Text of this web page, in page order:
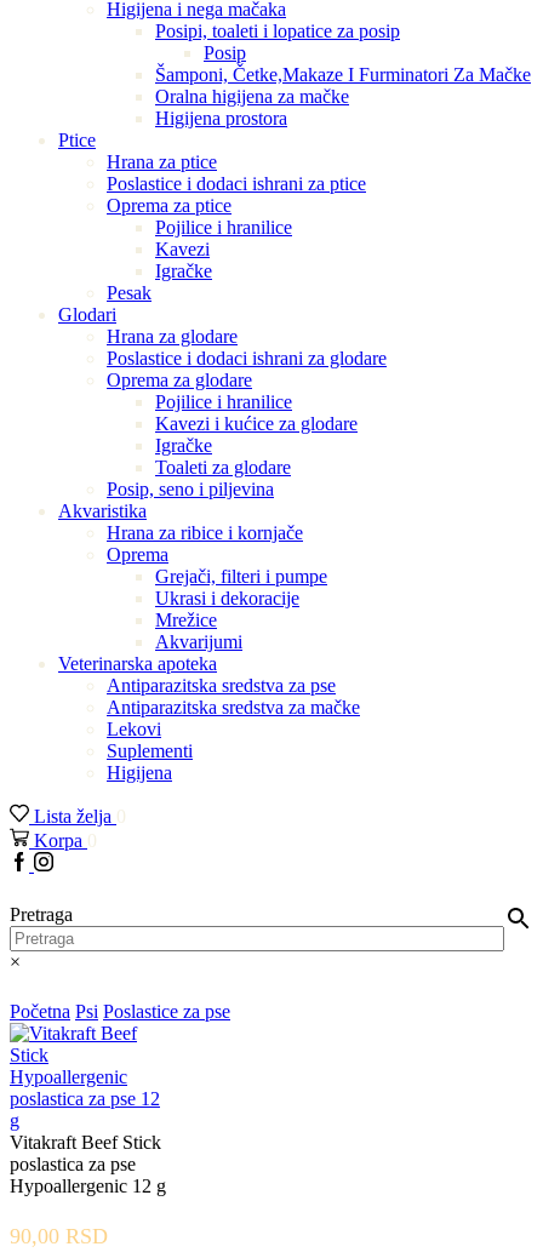
Higijena i nega mačaka
Posipi, toaleti i lopatice za posip
Posip
Šamponi, Četke,Makaze I Furminatori Za Mačke
Oralna higijena za mačke
Higijena prostora
Ptice
Hrana za ptice
Poslastice i dodaci ishrani za ptice
Oprema za ptice
Pojilice i hranilice
Kavezi
Igračke
Pesak
Glodari
Hrana za glodare
Poslastice i dodaci ishrani za glodare
Oprema za glodare
Pojilice i hranilice
Kavezi i kućice za glodare
Igračke
Toaleti za glodare
Posip, seno i piljevina
Akvaristika
Hrana za ribice i kornjače
Oprema
Grejači, filteri i pumpe
Ukrasi i dekoracije
Mrežice
Akvarijumi
Veterinarska apoteka
Antiparazitska sredstva za pse
Antiparazitska sredstva za mačke
Lekovi
Suplementi
Higijena
Lista želja 0
Korpa 0
Facebook
Instagram
Pretraga
×
Početna Psi Poslastice za pse
Vitakraft Beef Stick
poslastica za pse
Hypoallergenic 12 g
90,00 RSD